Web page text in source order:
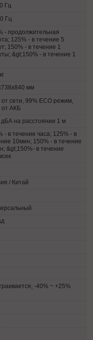
Гц
Гц
- продолжительная
125% - в течение 5
150% - в течение 1
&gt;150% - в течение 1
мм
от сети, 99% ECO режим,
от АКБ
дБА на расстоянии 1 м
- в течение часа; 125% - в
10мин; 150% - в течение
&gt;150%- в течение
/ Китай
-40% ~ +25%